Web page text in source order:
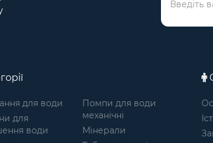
для води
для
води
Помпи для води
механічні
Мінерали